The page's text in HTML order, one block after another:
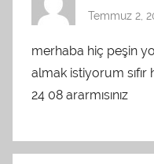
Temmuz 2,
merhaba hiç peşin
almak istiyorum
24 08 ararmısınız